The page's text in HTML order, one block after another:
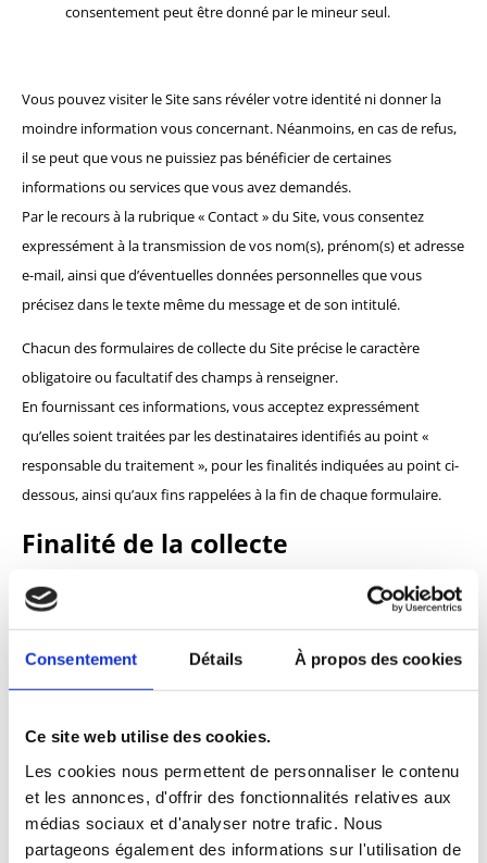
Consentement Détails À propos des cookies
Ce site web utilise des cookies.
Les cookies nous permettent de personnaliser le contenu
et les annonces, d'offrir des fonctionnalités relatives aux
médias sociaux et d'analyser notre trafic. Nous
partageons également des informations sur l'utilisation de
consentement peut être donné par le mineur seul.
Vous pouvez visiter le Site sans révéler votre identité ni donner la
moindre information vous concernant. Néanmoins, en cas de refus,
il se peut que vous ne puissiez pas bénéficier de certaines
informations ou services que vous avez demandés.
Par le recours à la rubrique « Contact » du Site, vous consentez
expressément à la transmission de vos nom(s), prénom(s) et adresse
e-mail, ainsi que d’éventuelles données personnelles que vous
précisez dans le texte même du message et de son intitulé.
Chacun des formulaires de collecte du Site précise le caractère
obligatoire ou facultatif des champs à renseigner.
En fournissant ces informations, vous acceptez expressément
qu’elles soient traitées par les destinataires identifiés au point «
responsable du traitement », pour les finalités indiquées au point ci-
dessous, ainsi qu’aux fins rappelées à la fin de chaque formulaire.
Finalité de la collecte
Les données personnelles que vous nous communiquez sur le Site
Répondre à vos demandes formulées via la rubrique «
Contact » du Site ;
cookies) ;
Valoriser et enrichir la base de données de nos clients;